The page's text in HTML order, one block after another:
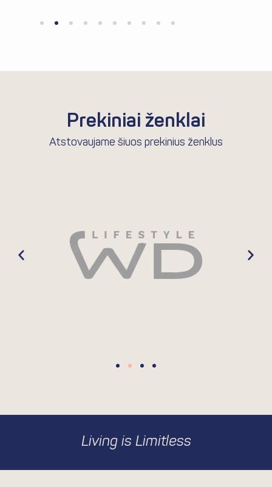
Prekiniai ženklai
Atstovaujame šiuos prekinius ženklus
Living is Limitless